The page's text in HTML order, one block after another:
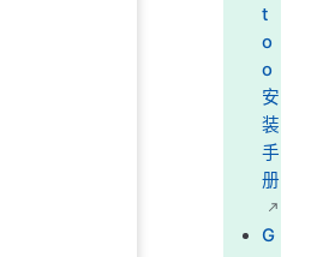
t
o
o
安
装
手
册
G